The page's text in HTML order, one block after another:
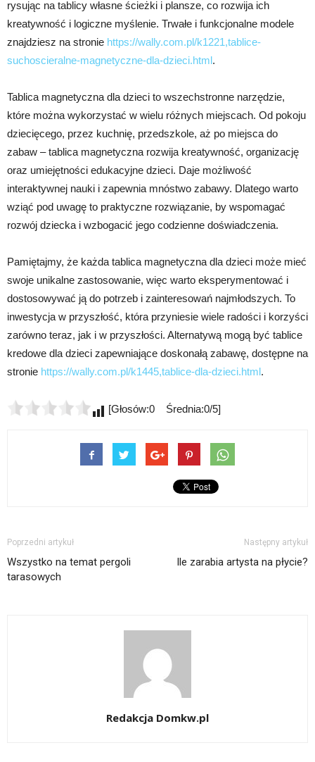
rysując na tablicy własne ścieżki i plansze, co rozwija ich
kreatywność i logiczne myślenie. Trwałe i funkcjonalne modele
znajdziesz na stronie https://wally.com.pl/k1221,tablice-
suchoscieralne-magnetyczne-dla-dzieci.html.
Tablica magnetyczna dla dzieci to wszechstronne narzędzie,
które można wykorzystać w wielu różnych miejscach. Od pokoju
dziecięcego, przez kuchnię, przedszkole, aż po miejsca do
zabaw – tablica magnetyczna rozwija kreatywność, organizację
oraz umiejętności edukacyjne dzieci. Daje możliwość
interaktywnej nauki i zapewnia mnóstwo zabawy. Dlatego warto
wziąć pod uwagę to praktyczne rozwiązanie, by wspomagać
rozwój dziecka i wzbogacić jego codzienne doświadczenia.
Pamiętajmy, że każda tablica magnetyczna dla dzieci może mieć
swoje unikalne zastosowanie, więc warto eksperymentować i
dostosowywać ją do potrzeb i zainteresowań najmłodszych. To
inwestycja w przyszłość, która przyniesie wiele radości i korzyści
zarówno teraz, jak i w przyszłości. Alternatywą mogą być tablice
kredowe dla dzieci zapewniające doskonałą zabawę, dostępne na
stronie https://wally.com.pl/k1445,tablice-dla-dzieci.html.
[Głosów:0 Średnia:0/5]
Poprzedni artykuł
Wszystko na temat pergoli
tarasowych
Następny artykuł
Ile zarabia artysta na płycie?
Redakcja Domkw.pl